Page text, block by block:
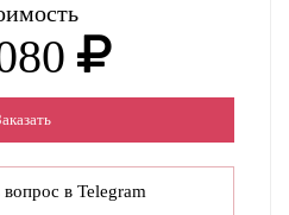
вопрос в Telegram